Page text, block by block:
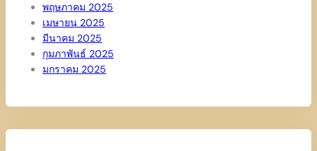
พฤษภาคม 2025
เมษายน 2025
มีนาคม 2025
กุมภาพันธ์ 2025
มกราคม 2025